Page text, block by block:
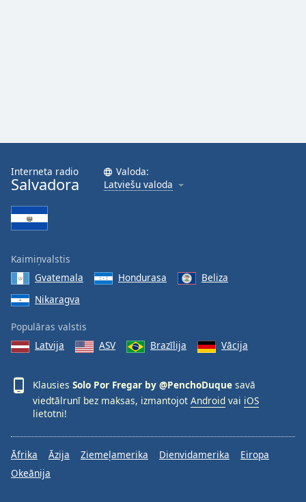
Interneta radio
Salvadora
Valoda:
Latviešu valoda
Kaimiņvalstis
Gvatemala
Hondurasa
Beliza
Nikaragva
Populāras valstis
Latvija
ASV Brazīlija Vācija
Klausies Solo Por Fregar by @PenchoDuque savā
viedtālrunī bez maksas, izmantojot Android vai iOS
lietotni!
Āfrika Āzija Ziemeļamerika Dienvidamerika
Eiropa
Okeānija